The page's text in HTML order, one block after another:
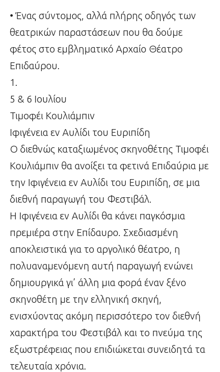
• Ένας σύντομος, αλλά πλήρης οδηγός των
θεατρικών παραστάσεων που θα δούμε
φέτος στο εμβληματικό Αρχαίο Θέατρο
Επιδαύρου.
1.
5 & 6 Ιουλίου
Τιμοφέι Κουλιάμπιν
Ιφιγένεια εν Αυλίδι του Ευριπίδη
O διεθνώς καταξιωμένος σκηνοθέτης Τιμοφέι
Κουλιάμπιν θα ανοίξει τα φετινά Επιδαύρια με
την Ιφιγένεια εν Αυλίδι του Ευριπίδη, σε μια
διεθνή παραγωγή του Φεστιβάλ.
Η Ιφιγένεια εν Αυλίδι θα κάνει παγκόσμια
πρεμιέρα στην Επίδαυρο. Σχεδιασμένη
αποκλειστικά για το αργολικό θέατρο, η
πολυαναμενόμενη αυτή παραγωγή ενώνει
δημιουργικά γι’ άλλη μια φορά έναν ξένο
σκηνοθέτη με την ελληνική σκηνή,
ενισχύοντας ακόμη περισσότερο τον διεθνή
χαρακτήρα του Φεστιβάλ και το πνεύμα της
εξωστρέφειας που επιδιώκεται συνειδητά τα
τελευταία χρόνια.